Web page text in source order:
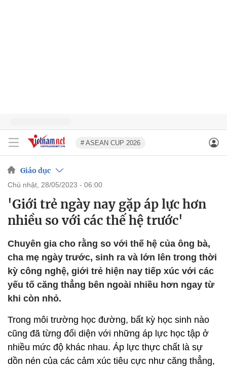
# ASEAN CUP 2026
Giáo dục
chủ nhật, 28/05/2023 - 06:00
'Giới trẻ ngày nay gặp áp lực hơn
nhiều so với các thế hệ trước'
Chuyên gia cho rằng so với thế hệ của ông bà,
cha mẹ ngày trước, sinh ra và lớn lên trong thời
kỳ công nghệ, giới trẻ hiện nay tiếp xúc với các
yếu tố căng thẳng bên ngoài nhiều hơn ngay từ
khi còn nhỏ.
Trong môi trường học đường, bất kỳ học sinh nào
cũng đã từng đối diện với những áp lực học tập ở
nhiều mức độ khác nhau. Áp lực thực chất là sự
dồn nén của các cảm xúc tiêu cực như căng thẳng,